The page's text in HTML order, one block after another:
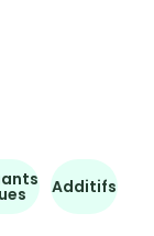
Additifs